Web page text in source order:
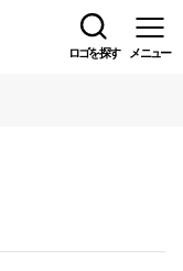
ロゴを探す メニュー